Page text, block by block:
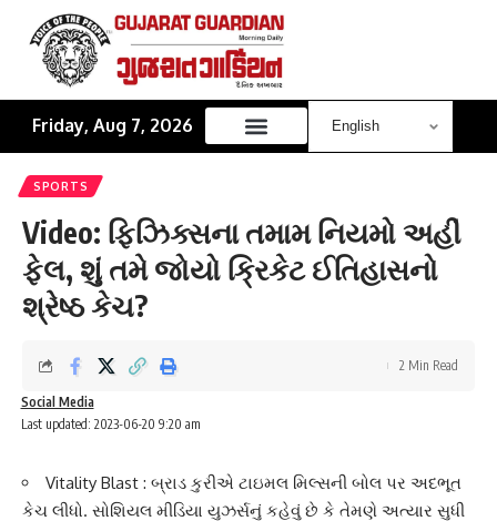
Friday, Aug 7, 2026
SPORTS
Video: ફિઝિક્સના તમામ નિયમો અહીં
ફેલ, શું તમે જોયો ક્રિકેટ ઈતિહાસનો
શ્રેષ્ઠ કેચ?
Last updated: 2023-06-20 9:20 am
Social Media
2 Min Read
Vitality Blast : બ્રાડ કુરીએ ટાઇમલ મિલ્સની બોલ પર અદભૂત
કેચ લીધો. સોશિયલ મીડિયા યુઝર્સનું કહેવું છે કે તેમણે અત્યાર સુધી